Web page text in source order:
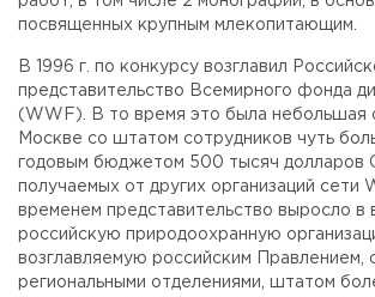
посвященных крупным млекопитающим.
В 1996 г. по конкурсу возглавил
представительство Всемирного фонда
(WWF). В то время это была небольшая
Москве со штатом сотрудников чуть
годовым бюджетом 500 тысяч долларов
получаемых от других организаций сети
временем представительство выросло в
российскую природоохранную
возглавляемую российским Правлением,
региональными отделениями, штатом